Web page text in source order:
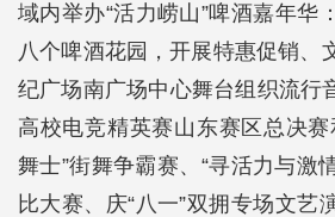
域内举办“活力崂山”啤酒嘉年华
八个啤酒花园，开展特惠促销、
纪广场南广场中心舞台组织流行
高校电竞精英赛山东赛区总决赛
舞士”街舞争霸赛、“寻活力与激
比大赛、庆“八一”双拥专场文艺